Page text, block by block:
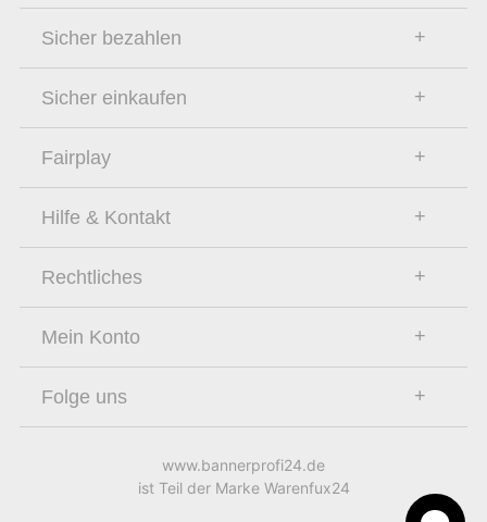
Sicher bezahlen
Sicher einkaufen
Fairplay
Hilfe & Kontakt
Rechtliches
Mein Konto
Folge uns
www.bannerprofi24.de
ist Teil der Marke Warenfux24